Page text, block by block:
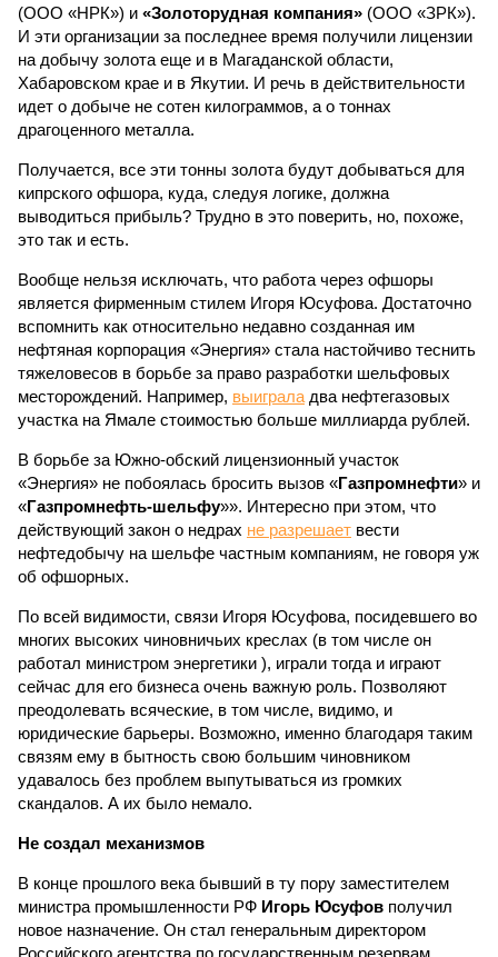
(ООО «НРК») и «Золоторудная компания» (ООО «ЗРК»).
И эти организации за последнее время получили лицензии
на добычу золота еще и в Магаданской области,
Хабаровском крае и в Якутии. И речь в действительности
идет о добыче не сотен килограммов, а о тоннах
драгоценного металла.
Получается, все эти тонны золота будут добываться для
кипрского офшора, куда, следуя логике, должна
выводиться прибыль? Трудно в это поверить, но, похоже,
это так и есть.
Вообще нельзя исключать, что работа через офшоры
является фирменным стилем Игоря Юсуфова. Достаточно
вспомнить как относительно недавно созданная им
нефтяная корпорация «Энергия» стала настойчиво теснить
тяжеловесов в борьбе за право разработки шельфовых
месторождений. Например, выиграла два нефтегазовых
участка на Ямале стоимостью больше миллиарда рублей.
В борьбе за Южно-обский лицензионный участок
«Энергия» не побоялась бросить вызов «Газпромнефти» и
«Газпромнефть-шельфу»». Интересно при этом, что
действующий закон о недрах не разрешает вести
нефтедобычу на шельфе частным компаниям, не говоря уж
об офшорных.
По всей видимости, связи Игоря Юсуфова, посидевшего во
многих высоких чиновничьих креслах (в том числе он
работал министром энергетики ), играли тогда и играют
сейчас для его бизнеса очень важную роль. Позволяют
преодолевать всяческие, в том числе, видимо, и
юридические барьеры. Возможно, именно благодаря таким
связям ему в бытность свою большим чиновником
удавалось без проблем выпутываться из громких
скандалов. А их было немало.
Не создал механизмов
В конце прошлого века бывший в ту пору заместителем
министра промышленности РФ Игорь Юсуфов получил
новое назначение. Он стал генеральным директором
Российского агентства по государственным резервам.